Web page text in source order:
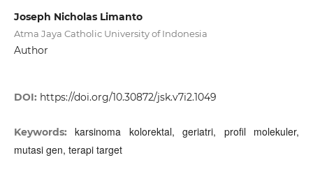
Joseph Nicholas Limanto
Atma Jaya Catholic University of Indonesia
Author
DOI: https://doi.org/10.30872/jsk.v7i2.1049
Keywords:karsinoma kolorektal, geriatri, profil molekuler,
mutasi gen, terapi target